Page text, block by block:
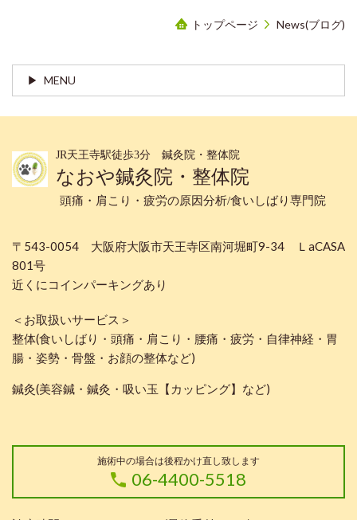
トップページ News(ブログ)
MENU
JR天王寺駅徒歩3分 鍼灸院・整体院
なおや鍼灸院・整体院
頭痛・肩こり・疲労の原因分析/食いしばり専門院
〒543-0054 大阪府大阪市天王寺区南河堀町9-34 ＬaCASA
801号
近くにコインパーキングあり
＜お取扱いサービス＞
整体(食いしばり・頭痛・肩こり・腰痛・疲労・自律神経・胃
腸・姿勢・骨盤・お顔の整体など)
鍼灸(美容鍼・鍼灸・吸い玉【カッピング】など)
施術中の場合は後程かけ直し致します
06-4400-5518